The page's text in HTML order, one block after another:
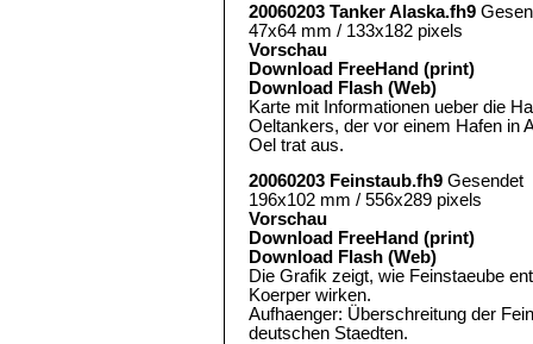
20060203 Tanker Alaska.fh9
47x64 mm / 133x182 pixels
Vorschau
Download FreeHand (print)
Download Flash (Web)
Karte mit Informationen ueber die
Oeltankers, der vor einem Hafen in
Oel trat aus.
20060203 Feinstaub.fh9 Gesendet
196x102 mm / 556x289 pixels
Vorschau
Download FreeHand (print)
Download Flash (Web)
Die Grafik zeigt, wie Feinstaeube
Koerper wirken.
Aufhaenger: Überschreitung der
deutschen Staedten.